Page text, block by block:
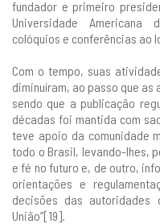
fundador e primeiro
Universidade Americana
colóquios e conferências ao
Com o tempo, suas
diminuíram, ao passo que
sendo que a publicação
décadas foi mantida com
teve apoio da comunidade
todo o Brasil, levando-lhes,
e fé no futuro e, de outro,
orientações e
decisões das
União”[19].